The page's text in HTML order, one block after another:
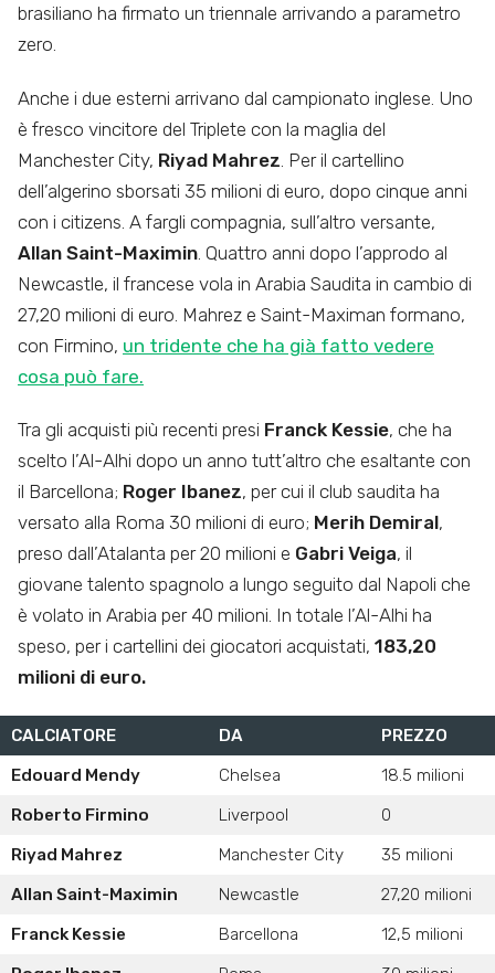
brasiliano ha firmato un triennale arrivando a parametro
zero.
Anche i due esterni arrivano dal campionato inglese. Uno
è fresco vincitore del Triplete con la maglia del
Manchester City, Riyad Mahrez . Per il cartellino
dell’algerino sborsati 35 milioni di euro, dopo cinque anni
con i citizens. A fargli compagnia, sull’altro versante,
Allan Saint-Maximin . Quattro anni dopo l’approdo al
Newcastle, il francese vola in Arabia Saudita in cambio di
27,20 milioni di euro. Mahrez e Saint-Maximan formano,
con Firmino, un tridente che ha già fatto vedere
cosa può fare.
Tra gli acquisti più recenti presi Franck Kessie, che ha
scelto l’Al-Alhi dopo un anno tutt’altro che esaltante con
il Barcellona; Roger Ibanez, per cui il club saudita ha
versato alla Roma 30 milioni di euro; Merih Demiral,
preso dall’Atalanta per 20 milioni e Gabri Veiga, il
giovane talento spagnolo a lungo seguito dal Napoli che
è volato in Arabia per 40 milioni. In totale l’Al-Alhi ha
speso, per i cartellini dei giocatori acquistati, 183,20
milioni di euro.
CALCIATORE DA
PREZZO
Edouard Mendy
Chelsea
18.5 milioni
Roberto Firmino
Liverpool
0
Riyad Mahrez
Manchester City
35 milioni
Allan Saint-Maximin
Newcastle
27,20 milioni
Franck Kessie
Barcellona
12,5 milioni